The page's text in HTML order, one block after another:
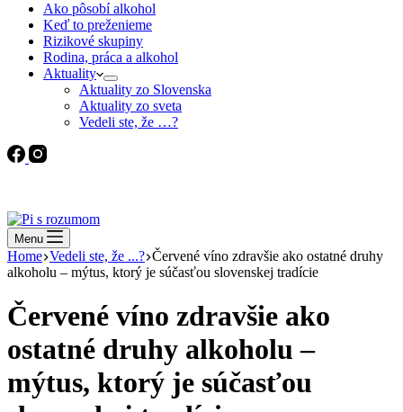
Ako pôsobí alkohol
Keď to preženieme
Rizikové skupiny
Rodina, práca a alkohol
Aktuality
Aktuality zo Slovenska
Aktuality zo sveta
Vedeli ste, že …?
Menu
Home Vedeli ste, že ...? Červené víno zdravšie ako ostatné druhy
alkoholu – mýtus, ktorý je súčasťou slovenskej tradície
Červené víno zdravšie ako
ostatné druhy alkoholu –
mýtus, ktorý je súčasťou